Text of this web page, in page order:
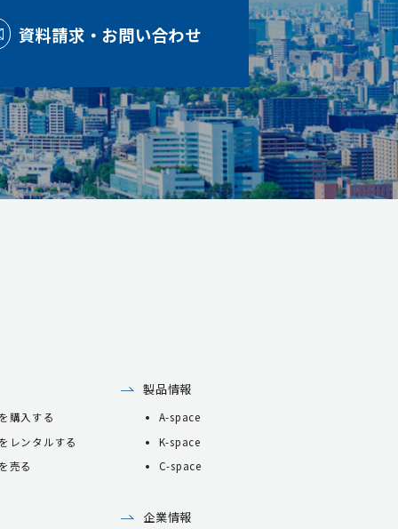
資料請求・お問い合わせ
購入する
レンタルする
売る
製品情報
A-space
K-space
C-space
企業情報